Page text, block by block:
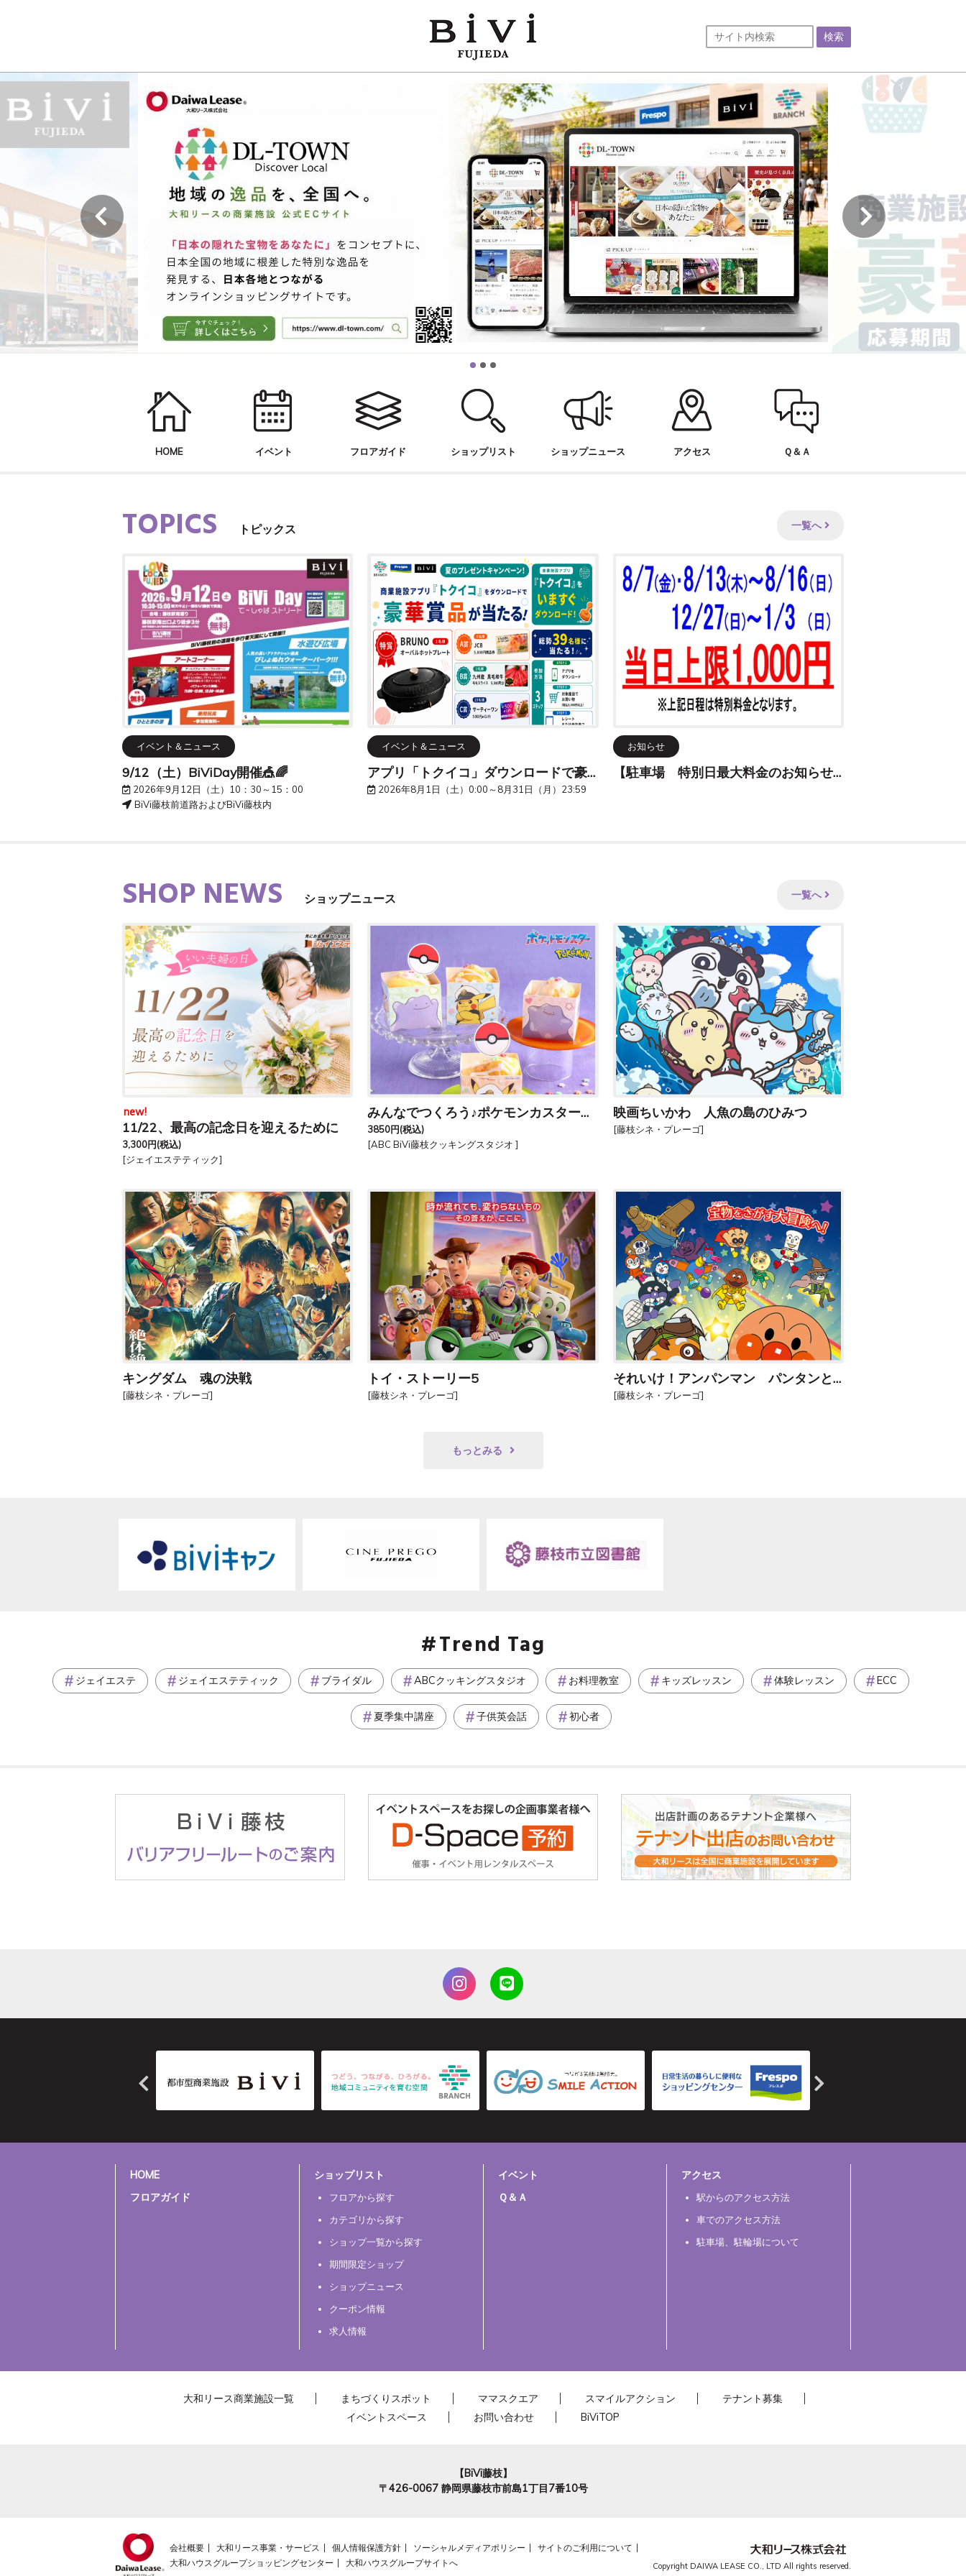
HOME イベント フロアガイド ショップリスト ショップニュース アクセス Ｑ＆Ａ
TOPICS トピックス 一覧へ
イベント＆ニュース
9/12（土）BiViDay開催🎪🌈
2026年9月12日（土）10：30～15：00
BiVi藤枝前道路およびBiVi藤枝内
イベント＆ニュース
アプリ「トクイコ」ダウンロードで豪華賞品が当たる！
2026年8月1日（土）0:00～8月31日（月）23:59
お知らせ
【駐車場 特別日最大料金のお知らせ】
SHOP NEWS ショップニュース 一覧へ
new!
11/22、最高の記念日を迎えるために
3,300円(税込)
[ジェイエステティック]
みんなでつくろう♪ポケモンカスタードプリンマフィン
3850円(税込)
[ABC BiVi藤枝クッキングスタジオ ]
映画ちいかわ 人魚の島のひみつ
[藤枝シネ・プレーゴ]
キングダム 魂の決戦
[藤枝シネ・プレーゴ]
トイ・ストーリー5
[藤枝シネ・プレーゴ]
それいけ！アンパンマン パンタンとの約束の星
[藤枝シネ・プレーゴ]
もっとみる
Trend Tag
ジェイエステ ジェイエステティック ブライダル ABCクッキングスタジオ お料理教室 キッズレッスン 体験レッスン ECC
夏季集中講座 子供英会話 初心者
HOME
フロアガイド
ショップリスト
フロアから探す
カテゴリから探す
ショップ一覧から探す
期間限定ショップ
ショップニュース
クーポン情報
求人情報
イベント
Ｑ＆Ａ
アクセス
駅からのアクセス方法
車でのアクセス方法
駐車場、駐輪場について
大和リース商業施設一覧 まちづくりスポット ママスクエア スマイルアクション
テナント募集
イベントスペース
お問い合わせ BiViTOP
【BiVi藤枝】
〒426-0067 静岡県藤枝市前島1丁目7番10号
会社概要 大和リース事業・サービス 個人情報保護方針 ソーシャルメディアポリシー
サイトのご利用について
大和ハウスグループショッピングセンター
大和ハウスグループサイトへ Copyright DAIWA LEASE CO., LTD All rights reserved.